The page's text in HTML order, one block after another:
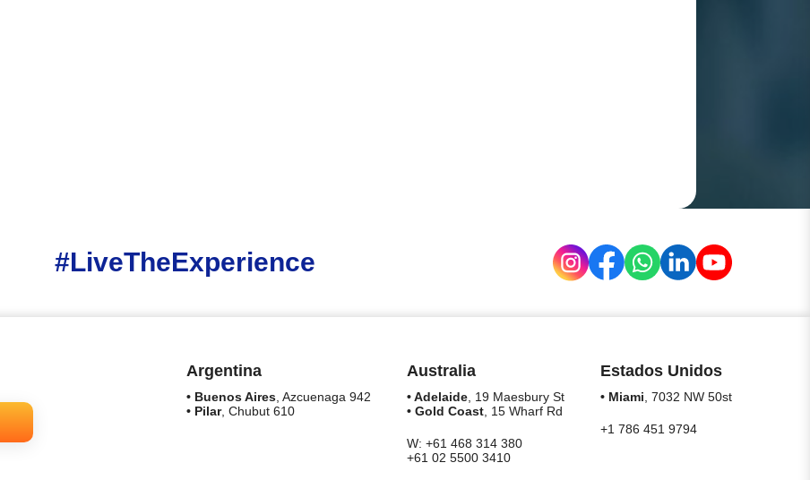
#LiveTheExperience
Argentina
• Buenos Aires , Azcuenaga 942
• Pilar, Chubut 610
Australia
• Adelaide , 19 Maesbury St
• Gold Coast , 15 Wharf Rd
W: +61 468 314 380
+61 02 5500 3410
Estados Unidos
• Miami , 7032 NW 50st
+1 786 451 9794